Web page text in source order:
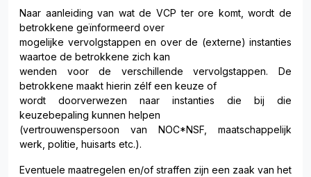
Naar aanleiding van wat de VCP ter ore komt, wordt de
betrokkene geïnformeerd over
mogelijke vervolgstappen en over de (externe) instanties
waartoe de betrokkene zich kan
wenden voor de verschillende vervolgstappen. De
betrokkene maakt hierin zélf een keuze of
wordt doorverwezen naar instanties die bij die
keuzebepaling kunnen helpen
(vertrouwenspersoon van NOC*NSF, maatschappelijk
werk, politie, huisarts etc.).
Eventuele maatregelen en/of straffen zijn een zaak van het